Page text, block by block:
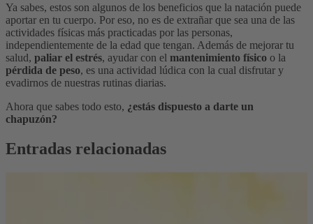
Ya sabes, estos son algunos de los beneficios que la natación puede
aportar en tu cuerpo. Por eso, no es de extrañar que sea una de las
actividades físicas más practicadas por las personas,
independientemente de la edad que tengan. Además de mejorar tu
salud, paliar el estrés, ayudar con el mantenimiento físico o la
pérdida de peso, es una actividad lúdica con la cual disfrutar y
evadirnos de nuestras rutinas diarias.
Ahora que sabes todo esto, ¿estás dispuesto a darte un
chapuzón?
Entradas relacionadas